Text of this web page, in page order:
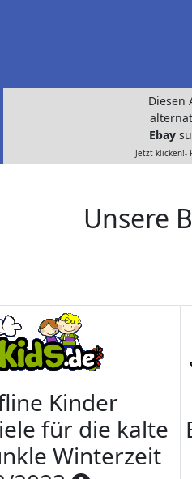
Diesen
Ebay
Jetzt
Unsere
Kinder
für die kalte
Winterzeit